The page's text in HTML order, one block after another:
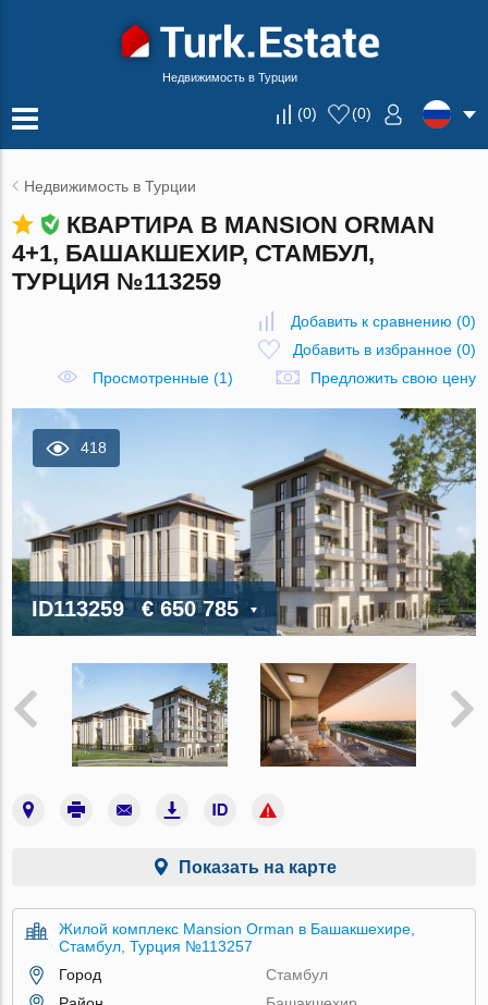
Недвижимость в Турции
(0) (0)
Недвижимость в Турции
КВАРТИРА В MANSION ORMAN
4+1, БАШАКШЕХИР, СТАМБУЛ,
ТУРЦИЯ №113259
Добавить к сравнению (0)
Добавить в избранное(0)
Просмотренные (1)
Предложить свою цену
418
ID113259 € 650 785
Показать на карте
Жилой комплекс Mansion Orman в Башакшехире,
Стамбул, Турция №113257
Город
Стамбул